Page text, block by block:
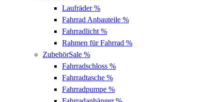
Laufräder%
Fahrrad Anbauteile %
Fahrradlicht %
Rahmen für Fahrrad %
ZubehörSale %
Fahrradschloss %
Fahrradtasche %
Fahrradpumpe %